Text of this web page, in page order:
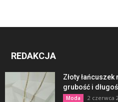
REDAKCJA
Złoty
grubość i
Moda 2 czerwca